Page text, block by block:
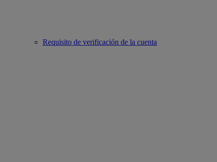
Requisito de verificación de la cuenta